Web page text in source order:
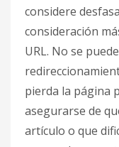
considere
consideración
URL. No se
pierda la página
asegurarse de
artículo o que